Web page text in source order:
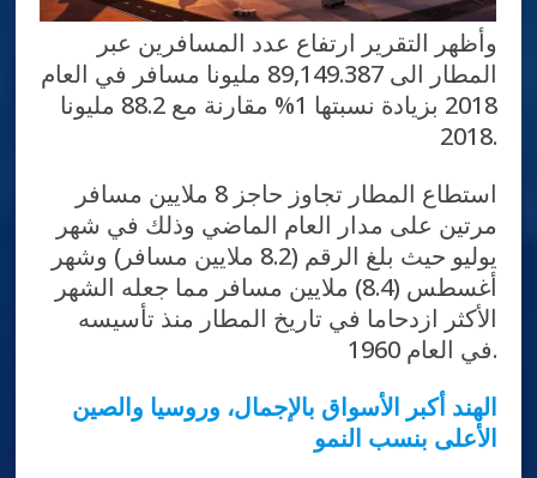
وأظهر التقرير ارتفاع عدد المسافرين عبر
المطار الى 89,149.387 مليونا مسافر في العام
2018 بزيادة نسبتها 1% مقارنة مع 88.2 مليونا
2018.
استطاع المطار تجاوز حاجز 8 ملايين مسافر
مرتين على مدار العام الماضي وذلك في شهر
يوليو حيث بلغ الرقم (8.2 ملايين مسافر) وشهر
أغسطس (8.4) ملايين مسافر مما جعله الشهر
الأكثر ازدحاما في تاريخ المطار منذ تأسيسه
في العام 1960.
الأعلى بنسب النمو